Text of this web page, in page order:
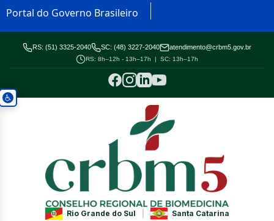
Portal do Governo Brasileiro
RS: (51) 3325-2040 SC: (48) 3227-2040 atendimento@crbm5.gov.br
RS: 8h–12h - 13h–17h | SC: 13h–17h
Rio Grande do Sul Santa Catarina